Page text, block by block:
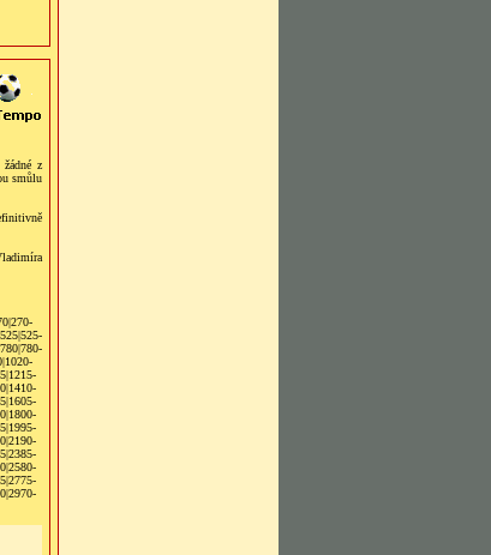
z
smůlu
|270-
|525-
|780-
|1020-
|1215-
|1410-
|1605-
|1800-
|1995-
|2190-
|2385-
|2580-
|2775-
|2970-